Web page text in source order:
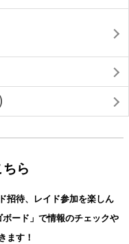
ちら
招待、レイド参加を楽しん
ード」で情報のチェックや
ます！